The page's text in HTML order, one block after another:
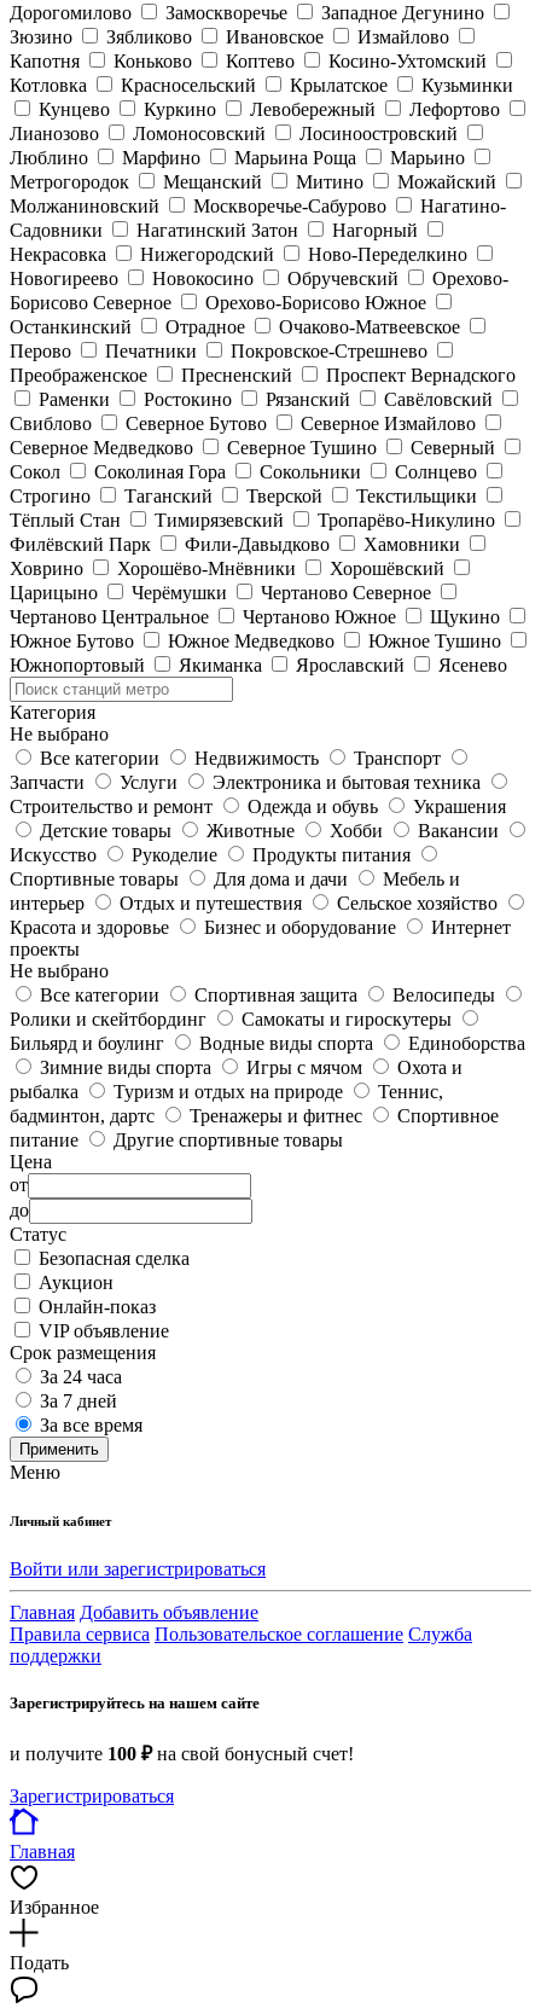
Дорогомилово
Замоскворечье
Западное Дегунино
Зюзино
Зябликово Ивановское
Измайлово
Капотня
Коньково Коптево
Косино-Ухтомский
Котловка
Красносельский Крылатское
Кузьминки
Кунцево
Куркино Левобережный
Лефортово
Лианозово
Ломоносовский
Лосиноостровский
Люблино
Марфино Марьина Роща
Марьино
Метрогородок
Мещанский Митино
Можайский
Молжаниновский
Москворечье-Сабурово
Нагатино-
Садовники
Нагатинский Затон
Нагорный
Некрасовка
Нижегородский
Ново-Переделкино
Новогиреево
Новокосино Обручевский
Орехово-
Борисово Северное
Орехово-Борисово Южное
Останкинский
Отрадное
Очаково-Матвеевское
Перово
Печатники
Покровское-Стрешнево
Преображенское
Пресненский
Проспект Вернадского
Раменки
Ростокино Рязанский
Савёловский
Свиблово
Северное Бутово
Северное Измайлово
Северное Медведково
Северное Тушино
Северный
Сокол
Соколиная Гора Сокольники
Солнцево
Строгино
Таганский Тверской
Текстильщики
Тёплый Стан
Тимирязевский
Тропарёво-Никулино
Филёвский Парк
Фили-Давыдково
Хамовники
Ховрино
Хорошёво-Мнёвники
Хорошёвский
Царицыно
Черёмушки
Чертаново Северное
Чертаново Центральное
Чертаново Южное
Щукино
Южное Бутово
Южное Медведково
Южное Тушино
Южнопортовый
Якиманка Ярославский Ясенево
Категория
Не выбрано
Все категории
Недвижимость
Транспорт
Запчасти
Услуги
Электроника и бытовая техника
Строительство и ремонт
Одежда и обувь
Украшения
Детские товары
Животные Хобби
Вакансии
Искусство
Рукоделие
Продукты питания
Спортивные товары
Для дома и дачи
Мебель и
интерьер
Отдых и путешествия
Сельское хозяйство
Красота и здоровье
Бизнес и оборудование
Интернет
проекты
Не выбрано
Все категории
Спортивная защита
Велосипеды
Ролики и скейтбординг
Самокаты и гироскутеры
Бильярд и боулинг
Водные виды спорта
Единоборства
Зимние виды спорта
Игры с мячом
Охота и
рыбалка
Туризм и отдых на природе
Теннис,
бадминтон, дартс
Тренажеры и фитнес
Спортивное
питание
Другие спортивные товары
Цена
от
до
Статус
Безопасная сделка
Аукцион
Онлайн-показ
VIP объявление
Срок размещения
За 24 часа
За 7 дней
За все время
Применить
Меню
Личный кабинет
Войти или зарегистрироваться
Главная Добавить объявление
Правила сервиса Пользовательское соглашение Служба
поддержки
Зарегистрируйтесь на нашем сайте
и получите 100 ₽на свой бонусный счет!
Зарегистрироваться
Главная
Избранное
Подать